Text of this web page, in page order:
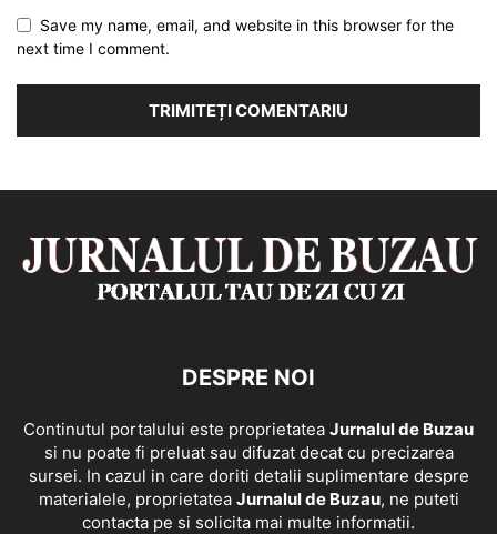
Save my name, email, and website in this browser for the
next time I comment.
DESPRE NOI
Continutul portalului este proprietatea Jurnalul de Buzau
si nu poate fi preluat sau difuzat decat cu precizarea
sursei. In cazul in care doriti detalii suplimentare despre
materialele, proprietatea Jurnalul de Buzau, ne puteti
contacta pe si solicita mai multe informatii.